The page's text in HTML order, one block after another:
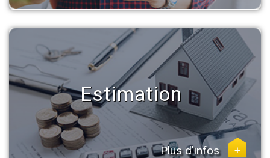
Estimation
Plus d'infos +